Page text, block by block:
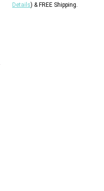
Details) & FREE Shipping.